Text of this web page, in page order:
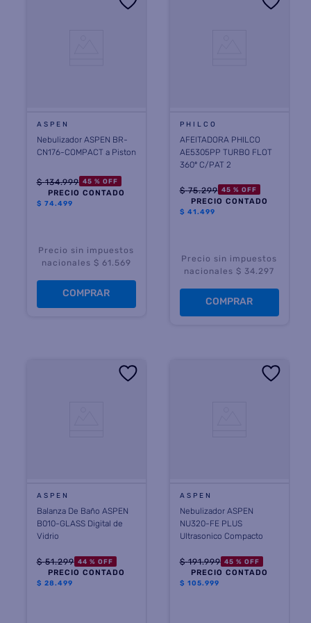
ASPEN
Nebulizador ASPEN BR-
CN176-COMPACT a Piston
$ 134.999 45 % OFF
PRECIO CONTADO
$ 74.499
Precio sin impuestos
nacionales $ 61.569
COMPRAR
PHILCO
AFEITADORA PHILCO
AE5305PP TURBO FLOT
360º C/PAT 2
$ 75.299 45 % OFF
PRECIO CONTADO
$ 41.499
Precio sin impuestos
nacionales $ 34.297
COMPRAR
ASPEN
Balanza De Baño ASPEN
B010-GLASS Digital de
Vidrio
$ 51.299 44 % OFF
PRECIO CONTADO
$ 28.499
ASPEN
Nebulizador ASPEN
NU320-FE PLUS
Ultrasonico Compacto
$ 191.999 45 % OFF
PRECIO CONTADO
$ 105.999